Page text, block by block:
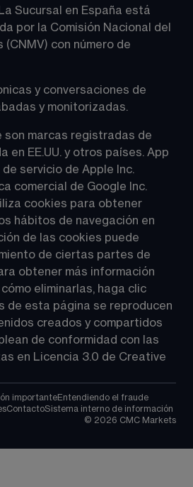
Sucursal en España está
por la Comisión Nacional del
(CNMV) con número de
y conversaciones de
y monitorizadas.
son marcas registradas de
en EE.UU. y otros países. App
servicio de Apple Inc.
comercial de Google Inc.
cookies para obtener
hábitos de navegación en
de las cookies puede
de ciertas partes de
obtener más información
eliminarlas, haga clic
de esta página se reproducen
creados y compartidos
de conformidad con las
en Licencia 3.0 de Creative
importanteEntendiendo el fraude
ContactoSistema interno de información
© 2026 CMC Markets